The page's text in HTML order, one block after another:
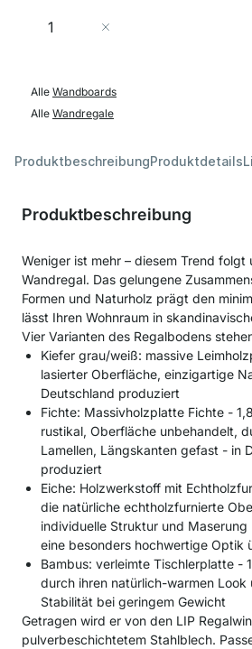
Menge
Alle Wandboards
Alle Wandregale
ProduktbeschreibungProduktdetails
Produktbeschreibung
Weniger ist mehr – diesem Trend folgt
Wandregal. Das gelungene
Formen und Naturholz prägt den
lässt Ihren Wohnraum in
Vier Varianten des Regalbodens
Kiefer grau/weiß: massive
lasierter Oberfläche, einzigartige
Deutschland produziert
Fichte: Massivholzplatte Fichte -
rustikal, Oberfläche unbehandelt,
Lamellen, Längskanten gefast - in
produziert
Eiche: Holzwerkstoff mit
die natürliche echtholzfurnierte
individuelle Struktur und
eine besonders hochwertige Optik
Bambus: verleimte Tischlerplatte -
durch ihren natürlich-warmen Look
Stabilität bei geringem Gewicht
Getragen wird er von den LIP
pulverbeschichtetem Stahlblech.